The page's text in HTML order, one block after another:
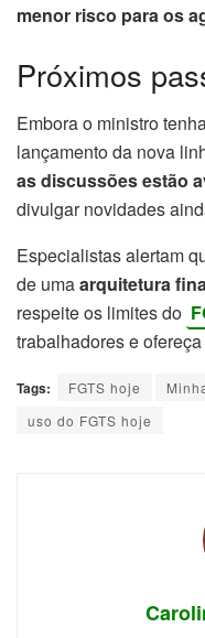
menor risco para os
Próximos
Embora o ministro
lançamento da nova
as discussões estão
divulgar novidades
Especialistas alertam
de umaarquitetura
respeite os limites do
trabalhadores e
Tags: FGTS hoje
uso do FGTS hoje